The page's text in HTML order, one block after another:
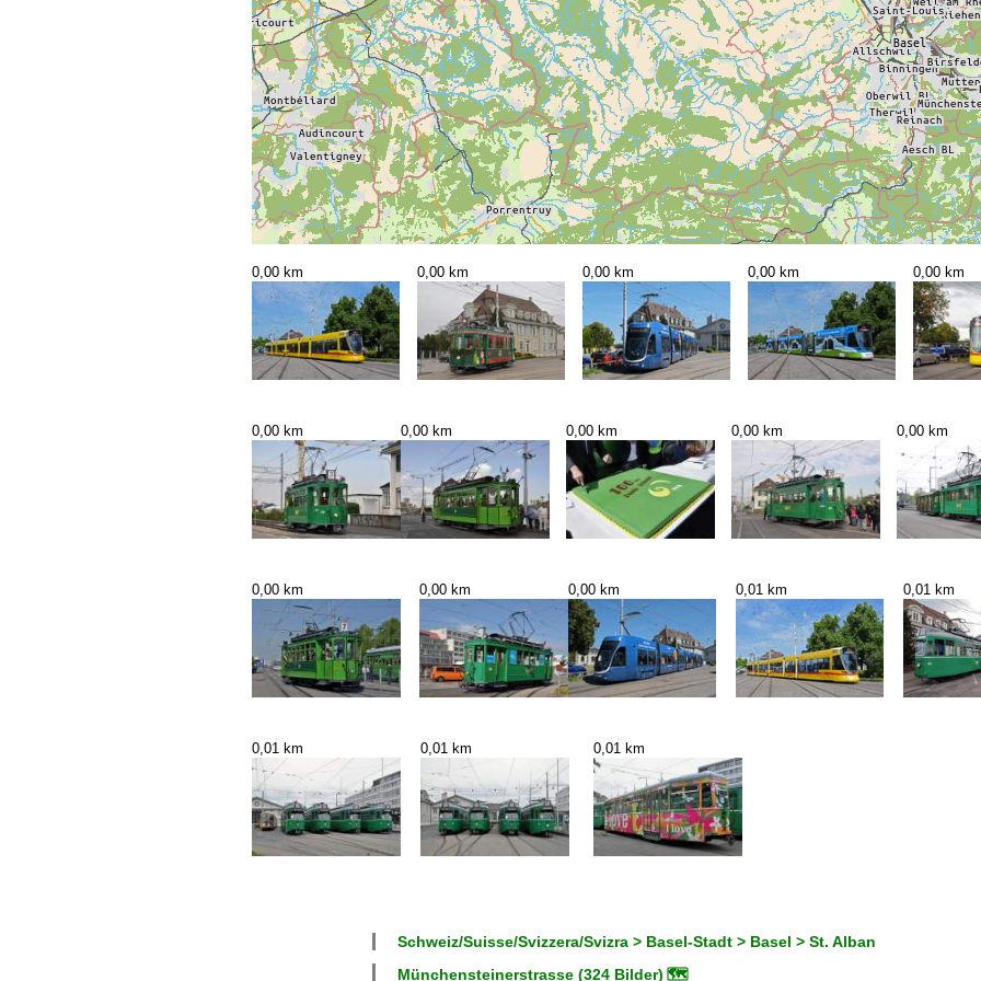
0,00 km 0,00 km 0,00 km 0,00 km 0,00 km
0,00 km 0,00 km 0,00 km 0,00 km 0,00 km
0,00 km 0,00 km 0,00 km 0,01 km 0,01 km
0,01 km 0,01 km 0,01 km
Schweiz/Suisse/Svizzera/Svizra > Basel-Stadt > Basel > St. Alban
Münchensteinerstrasse (324 Bilder) 🗺